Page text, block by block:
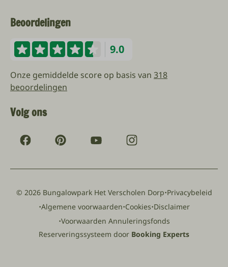
Beoordelingen
9.0
Onze gemiddelde score op basis van 318
beoordelingen
Volg ons
© 2026 Bungalowpark Het Verscholen Dorp·Privacybeleid
·Algemene voorwaarden·Cookies·Disclaimer
·Voorwaarden Annuleringsfonds
Reserveringssysteem door Booking Experts